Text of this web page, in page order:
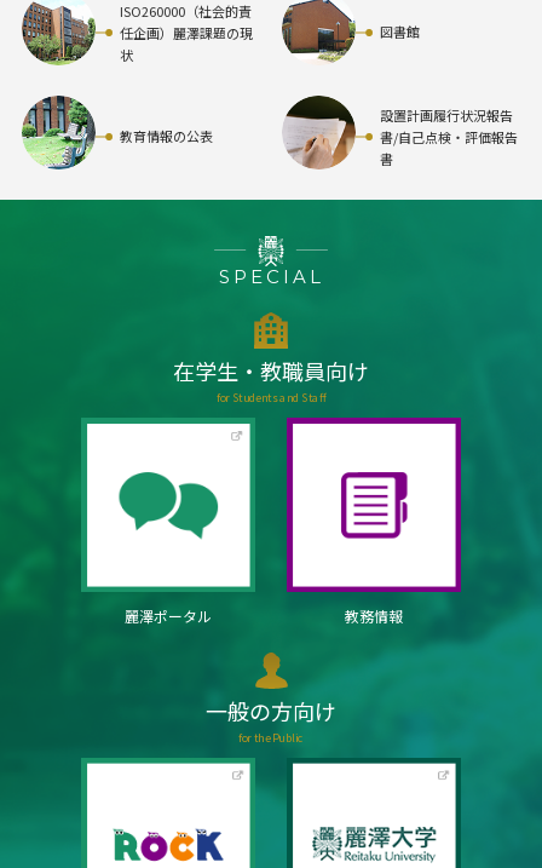
ISO260000（社会的責
任企画）麗澤課題の現
状
図書館
教育情報の公表
設置計画履行状況報告
書/自己点検・評価報告
書
SPECIAL
在学生・教職員向け
for Students and Staff
麗澤ポータル 教務情報
一般の方向け
for the Public